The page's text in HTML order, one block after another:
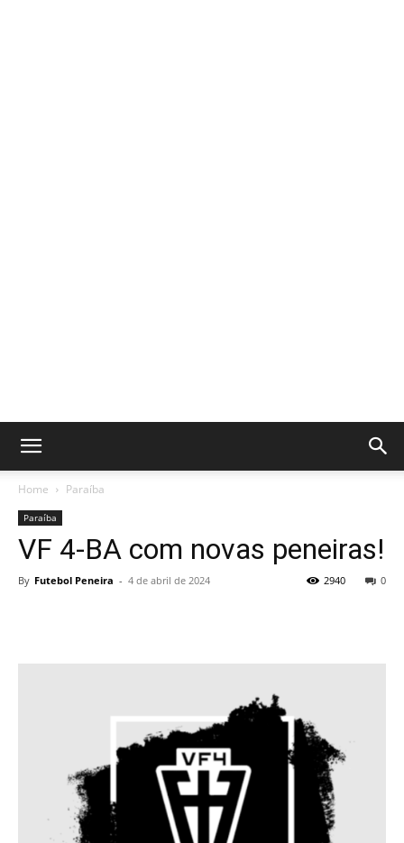
Home Paraíba
Paraíba
VF 4-BA com novas peneiras!
By Futebol Peneira - 4 de abril de 2024 0
2940